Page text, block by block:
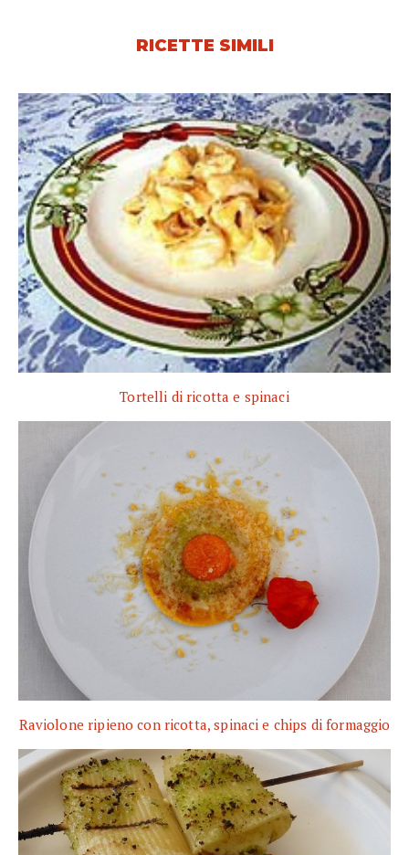
RICETTE SIMILI
Tortelli di ricotta e spinaci
Raviolone ripieno con ricotta, spinaci e chips di formaggio